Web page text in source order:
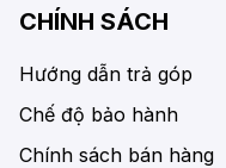
CHÍNH SÁCH
Hướng dẫn trả góp
Chế độ bảo hành
Chính sách bán hàng